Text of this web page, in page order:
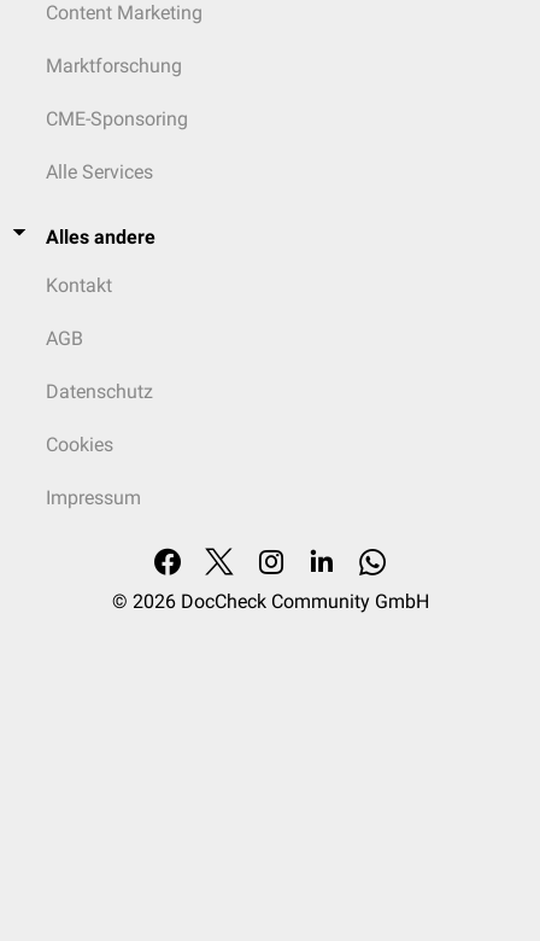
Content Marketing
Marktforschung
CME-Sponsoring
Alle Services
Alles andere
Kontakt
AGB
Datenschutz
Cookies
Impressum
© 2026 DocCheck Community GmbH